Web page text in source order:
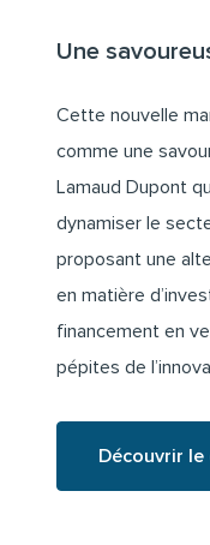
Une
Cette nouvelle
comme une
Lamaud Dupont
dynamiser le
proposant une
en matière
financement en
pépites de
Découvrir